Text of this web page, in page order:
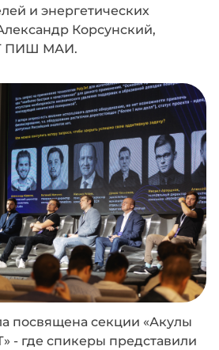
и энергетических
Корсунский,
ПИШ МАИ.
посвящена секции «Акулы
- где спикеры представили